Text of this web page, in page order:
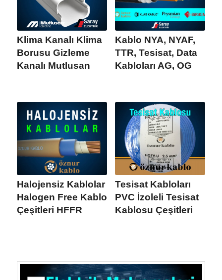
Klima Kanalı Klima
Borusu Gizleme
Kanalı Mutlusan
Kablo NYA, NYAF,
TTR, Tesisat, Data
Kabloları AG, OG
Halojensiz Kablolar
Halogen Free Kablo
Çeşitleri HFFR
Tesisat Kabloları
PVC İzoleli Tesisat
Kablosu Çeşitleri